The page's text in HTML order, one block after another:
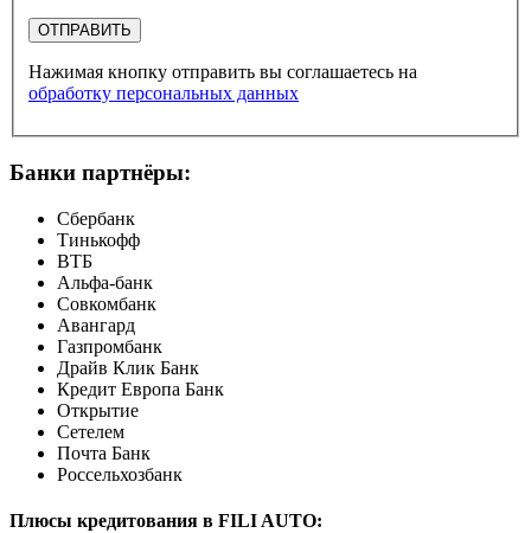
ОТПРАВИТЬ
Нажимая кнопку отправить вы соглашаетесь на
обработку персональных данных
Банки партнёры:
Сбербанк
Тинькофф
ВТБ
Альфа-банк
Совкомбанк
Авангард
Газпромбанк
Драйв Клик Банк
Кредит Европа Банк
Открытие
Сетелем
Почта Банк
Россельхозбанк
Плюсы кредитования в FILI AUTO: